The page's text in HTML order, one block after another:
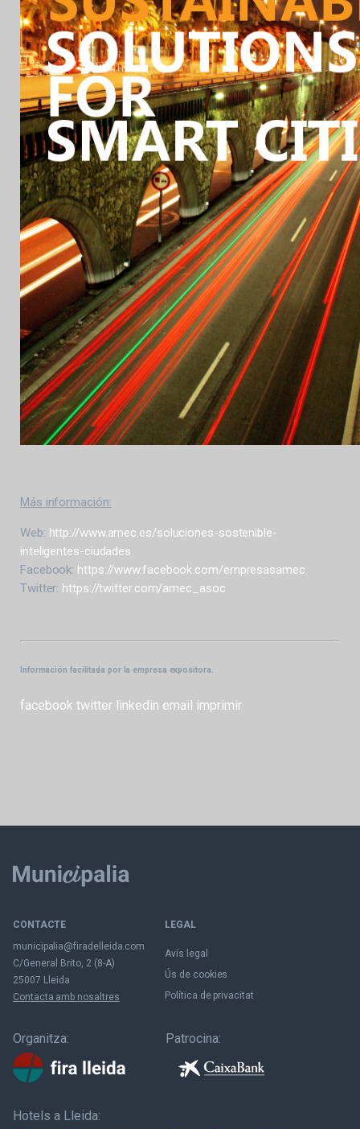
Más información:
Web: http://www.amec.es/soluciones-sostenible-
inteligentes-ciudades
Facebook: https://www.facebook.com/empresasamec
Twitter: https://twitter.com/amec_asoc
Información facilitada por la empresa expositora.
facebook twitter linkedin email imprimir
CONTACTE
municipalia@firadelleida.com
C/General Brito, 2 (8-A)
25007 Lleida
Contacta amb nosaltres
LEGAL
Avís legal
Ús de cookies
Política de privacitat
Organitza: Patrocina:
Hotels a Lleida: